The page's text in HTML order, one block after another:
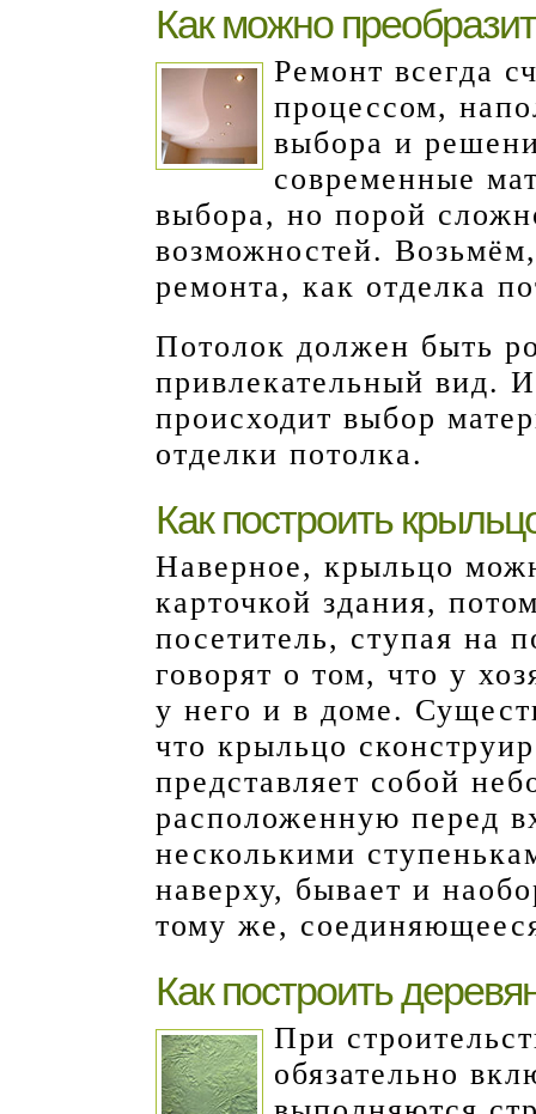
Как можно
Ремонт всегда
процессом,
выбора и
современные
выбора, но порой
возможностей.
ремонта, как отделка
Потолок должен быть
привлекательный вид.
происходит выбор
отделки потолка.
Как построить
Наверное, крыльцо
карточкой здания,
посетитель, ступая на
говорят о том, что у
у него и в доме.
что крыльцо
представляет собой
расположенную перед
несколькими
наверху, бывает и
тому же,
Как построить
При
обязательно